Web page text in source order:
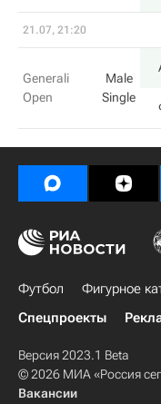
21.07, 21:20
Generali
Open
Male
Single
Футбол Фигурное
Спецпроекты
Версия 2023.1 Beta
© 2026 МИА «Россия
Вакансии